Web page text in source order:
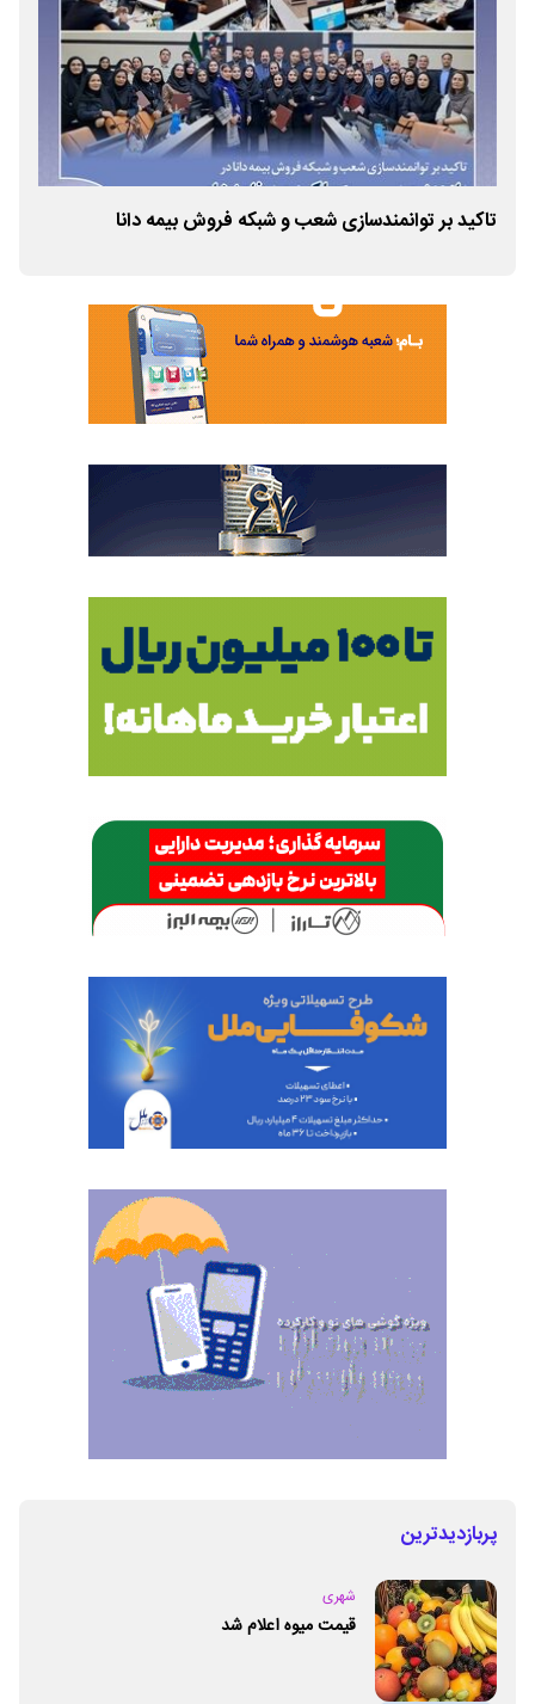
تاکید بر توانمندسازی شعب و شبکه فروش بیمه دانا
پربازدیدترین
شهری
قیمت میوه اعلام شد